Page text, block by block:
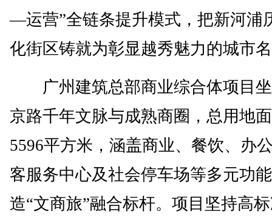
—运营”全链条提升模式，把新河浦
化街区铸就为彰显越秀魅力的城市
广州建筑总部商业综合体项目
京路千年文脉与成熟商圈，总用地
5596平方米，涵盖商业、餐饮、办
客服务中心及社会停车场等多元功
造“文商旅”融合标杆。项目坚持高